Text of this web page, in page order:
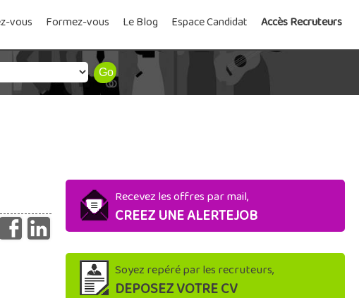
vous Formez-vous Le Blog Espace Candidat Accès Recruteurs
Recevez les offres par mail,
CREEZ UNE ALERTEJOB
Soyez repéré par les recruteurs,
DEPOSEZ VOTRE CV